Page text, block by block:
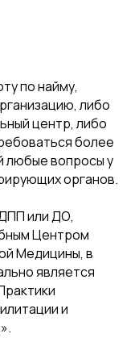
по найму,
либо
центр, либо
более
любые вопросы у
органов.
или ДО,
Центром
Медицины, в
является
и